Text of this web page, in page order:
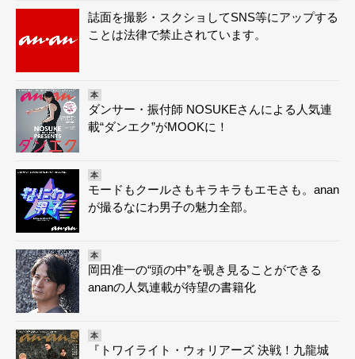
誌面を撮影・スクショしてSNS等にアップする
ことは法律で禁止されています。
本
ダンサー・振付師 NOSUKEさんによる人気連
載“ダンエク”がMOOKに！
本
モードもクールさもキラキラもエモさも。anan
が撮るなにわ男子の魅力全部。
本
岡田准一の“頭の中”を覗き見ることができる
ananの人気連載が待望の書籍化
本
『トワイライト・ウォリアーズ 決戦！九龍城